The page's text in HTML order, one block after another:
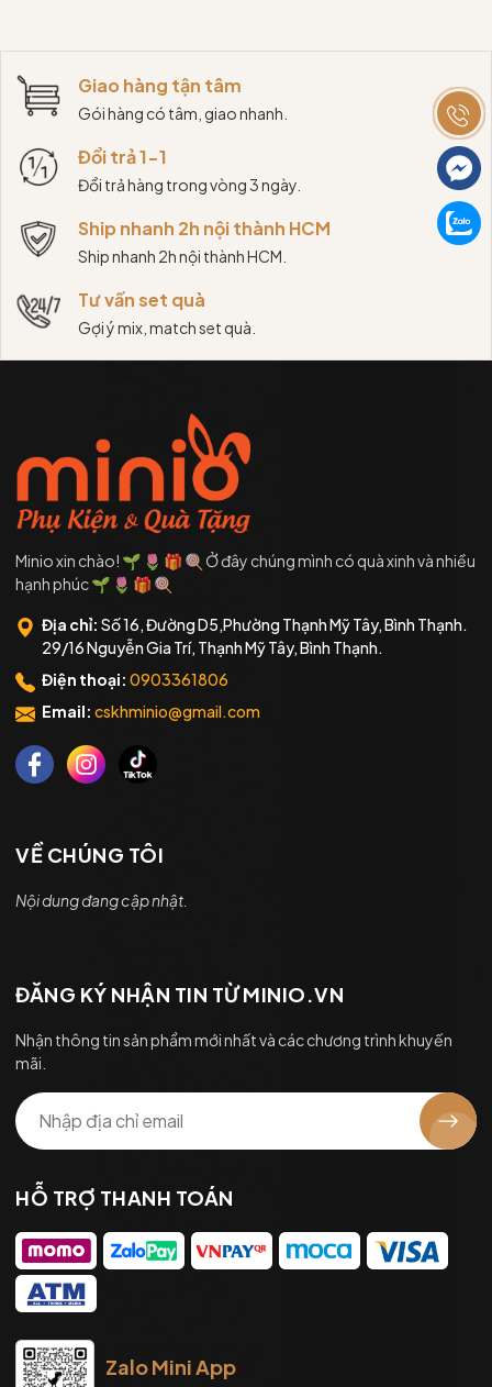
Giao hàng tận tâm
Gói hàng có tâm, giao nhanh.
Đổi trả 1-1
Đổi trả hàng trong vòng 3 ngày.
Ship nhanh 2h nội thành HCM
Ship nhanh 2h nội thành HCM.
Tư vấn set quà
Gợi ý mix, match set quà.
Minio xin chào! 🌱 🌷 🎁 🍭 Ở đây chúng mình có quà xinh và nhiều
hạnh phúc 🌱 🌷 🎁 🍭
Địa chỉ: Số 16, Đường D5,Phường Thạnh Mỹ Tây, Bình Thạnh.
29/16 Nguyễn Gia Trí, Thạnh Mỹ Tây, Bình Thạnh.
Điện thoại: 0903361806
Email: cskhminio@gmail.com
VỀ CHÚNG TÔI
Nội dung đang cập nhật.
ĐĂNG KÝ NHẬN TIN TỪ MINIO.VN
Nhận thông tin sản phẩm mới nhất và các chương trình khuyến
mãi.
HỖ TRỢ THANH TOÁN
Zalo Mini App